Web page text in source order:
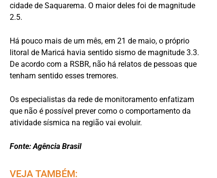
cidade de Saquarema. O maior deles foi de magnitude
2.5.
Há pouco mais de um mês, em 21 de maio, o próprio
litoral de Maricá havia sentido sismo de magnitude 3.3.
De acordo com a RSBR, não há relatos de pessoas que
tenham sentido esses tremores.
Os especialistas da rede de monitoramento enfatizam
que não é possível prever como o comportamento da
atividade sísmica na região vai evoluir.
Fonte: Agência Brasil
VEJA TAMBÉM: